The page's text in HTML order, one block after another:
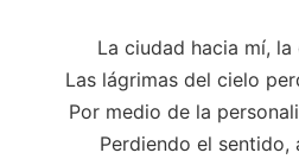
La ciudad hacia mí,
Las lágrimas del cielo
Por medio de la
Perdiendo el sentido,